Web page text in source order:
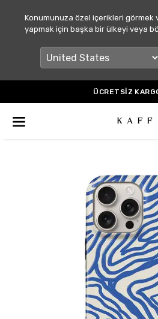
Konumunuza özel içerikleri görmek
yapmak için başka bir ülkeyi veya
ÜCRETSİZ